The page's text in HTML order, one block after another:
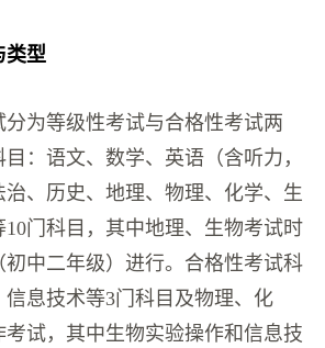
类型
为等级性考试与合格性考试两
：语文、数学、英语（含听力，
治、历史、地理、物理、化学、生
门科目，其中地理、生物考试时
初中二年级）进行。合格性考试科
信息技术等3门科目及物理、化
试，其中生物实验操作和信息技